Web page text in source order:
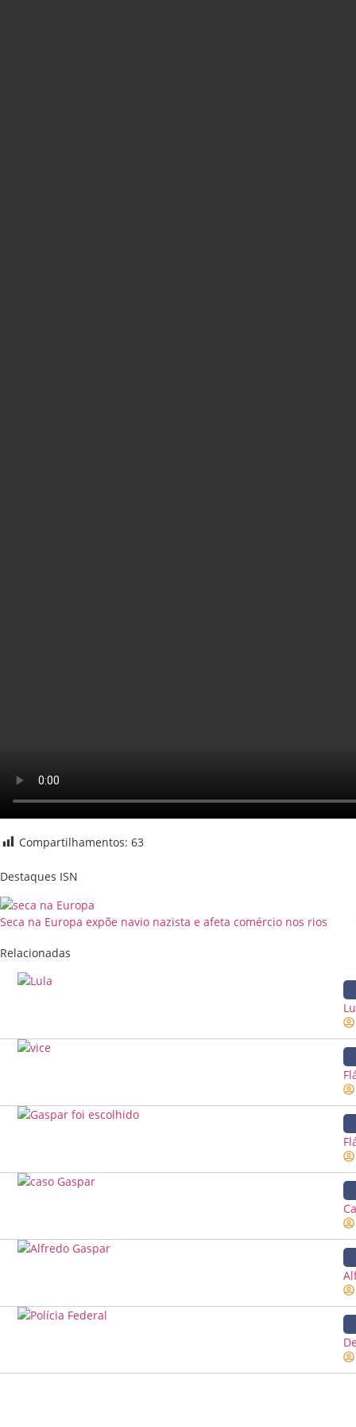
Compartilhamentos: 63
Destaques ISN
Seca na Europa expõe navio nazista e afeta comércio nos rios
Relacionadas